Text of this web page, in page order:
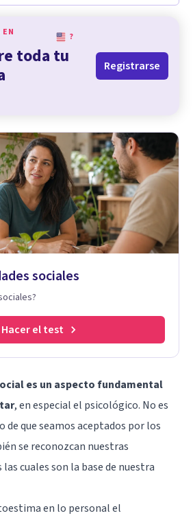
?
toda tu
Registrarse
sociales
Hacer el test
es un aspecto fundamental
, en especial el psicológico. No es
que seamos aceptados por los
se reconozcan nuestras
cuales son la base de nuestra
en lo personal el